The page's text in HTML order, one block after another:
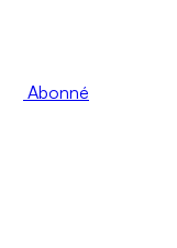
Abonné